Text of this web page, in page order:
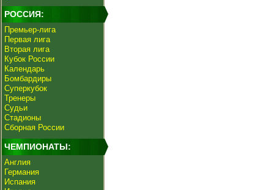
РОССИЯ:
Премьер-лига
Первая лига
Вторая лига
Кубок России
Календарь
Бомбардиры
Суперкубок
Тренеры
Судьи
Стадионы
Сборная России
ЧЕМПИОНАТЫ:
Англия
Германия
Испания